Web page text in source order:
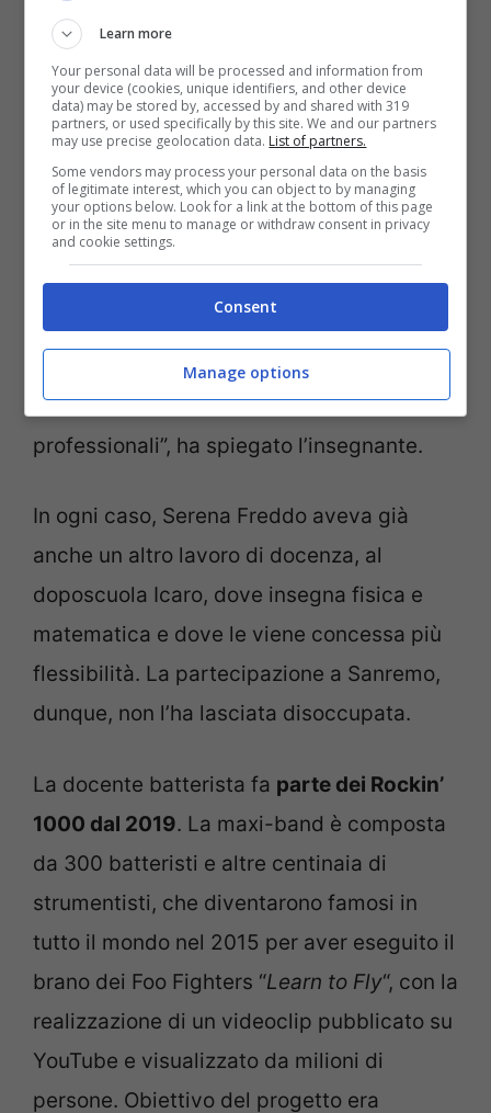
sembrare. La docente, infatti, non aveva
una cattedra fissa al liceo anconetano ma
lavorava come supplentein sostituzione
di un altro insegnante e avrebbeterminato
il suo incarico a fine febbraio. Dunque, il
suo rapporto di lavoro con la scuola
sarebbe comunque finito e alla fine la
perdita è stata di pochi giorni di lavoro.
Una scelta che comunque le è dispiaciuta
molto: “Non è da me abbandonare incarichi
professionali”, ha spiegato l’insegnante.
In ogni caso, Serena Freddo aveva già
anche un altro lavoro di docenza, al
doposcuola Icaro, dove insegna fisica e
matematica e dove le viene concessa più
flessibilità. La partecipazione a Sanremo,
dunque, non l’ha lasciata disoccupata.
La docente batterista fa parte dei Rockin’
1000 dal 2019. La maxi-band è composta
da 300 batteristi e altre centinaia di
strumentisti, che diventarono famosi in
tutto il mondo nel 2015 per aver eseguito il
brano dei Foo Fighters “Learn to Fly“, con la
realizzazione di un videoclip pubblicato su
YouTube e visualizzato da milioni di
persone. Obiettivo del progetto era
Learn more
Your personal data will be processed and information from
your device (cookies, unique identifiers, and other device
data) may be stored by, accessed by and shared with 319
partners, or used specifically by this site. We and our partners
may use precise geolocation data. List of partners.
Some vendors may process your personal data on the basis
of legitimate interest, which you can object to by managing
your options below. Look for a link at the bottom of this page
or in the site menu to manage or withdraw consent in privacy
and cookie settings.
Consent
Manage options